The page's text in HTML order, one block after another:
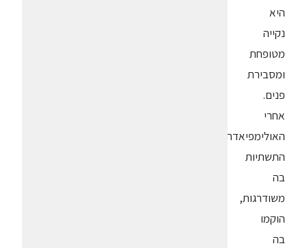
היא
נקייה
מטופחת
ומסבירת
פנים.
אחרי
האולימפיאדה
התשתיות
בה
משודרגות,
הוקמו
בה